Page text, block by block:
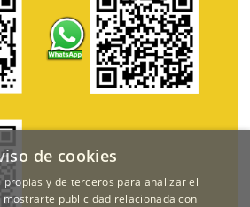
de cookies
y de terceros para analizar el
mostrarte publicidad relacionada con